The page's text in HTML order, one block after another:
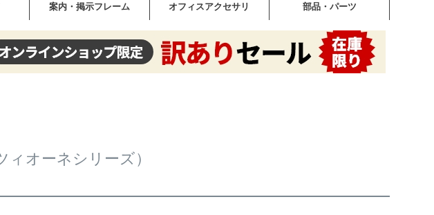
案内・掲示フレーム オフィスアクセサリ 部品・パーツ
オーネシリーズ）